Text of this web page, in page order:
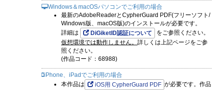
Windows＆macOSパソコンでご利用の場合
最新のAdobeReaderとCypherGuard PDF(フリーソフト/
Windows版、macOS版)のインストールが必要です。
詳細は
DiGiketID認証について
をご参照ください。
仮想環境では動作しません。 詳しくは上記ページをご参
照ください。
(作品コード：68988)
iPhone、iPadでご利用の場合
本作品は
iOS用 CypherGuard PDF が必要です。作品